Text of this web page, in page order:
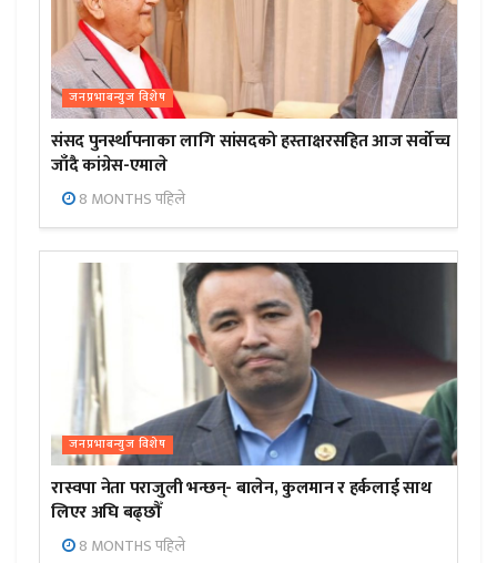
जनप्रभाबन्युज विशेष
संसद पुनर्स्थापनाका लागि सांसदको हस्ताक्षरसहित आज सर्वोच्च
जाँदै कांग्रेस-एमाले
8 MONTHS पहिले
जनप्रभाबन्युज विशेष
रास्वपा नेता पराजुली भन्छन्- बालेन, कुलमान र हर्कलाई साथ
लिएर अघि बढ्छौँ
8 MONTHS पहिले